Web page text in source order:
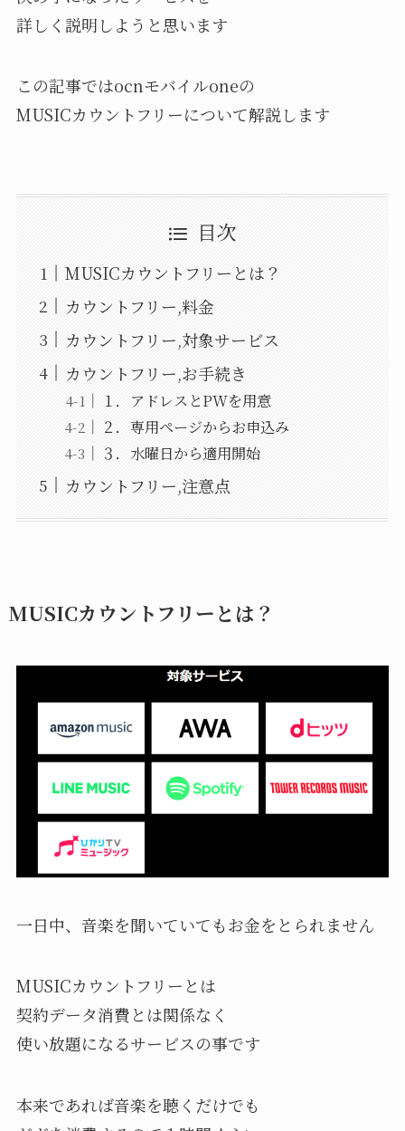
詳しく説明しようと思います
この記事ではocnモバイルoneの
MUSICカウントフリーについて解説します
目次
MUSICカウントフリーとは？
カウントフリー,料金
カウントフリー,対象サービス
カウントフリー,お手続き
１．アドレスとPWを用意
２．専用ページからお申込み
３．水曜日から適用開始
カウントフリー,注意点
MUSICカウントフリーとは？
一日中、音楽を聞いていてもお金をとられません
MUSICカウントフリーとは
契約データ消費とは関係なく
使い放題になるサービスの事です
本来であれば音楽を聴くだけでも